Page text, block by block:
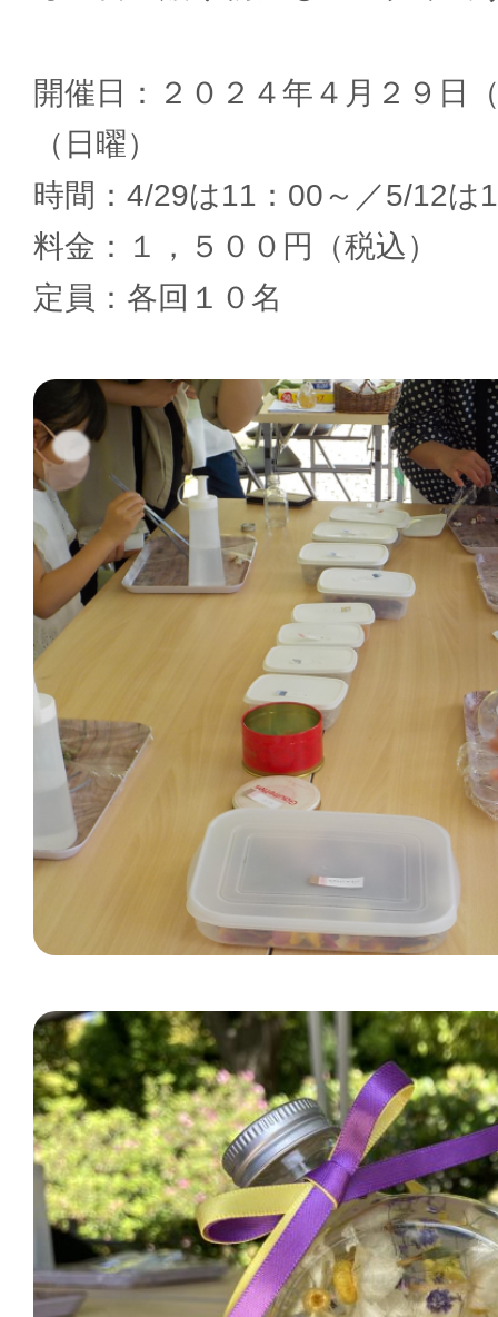
開催日：２０２４年４月２９日
（日曜）
時間：4/29は11：00～／5/12は
料金：１，５００円（税込）
定員：各回１０名